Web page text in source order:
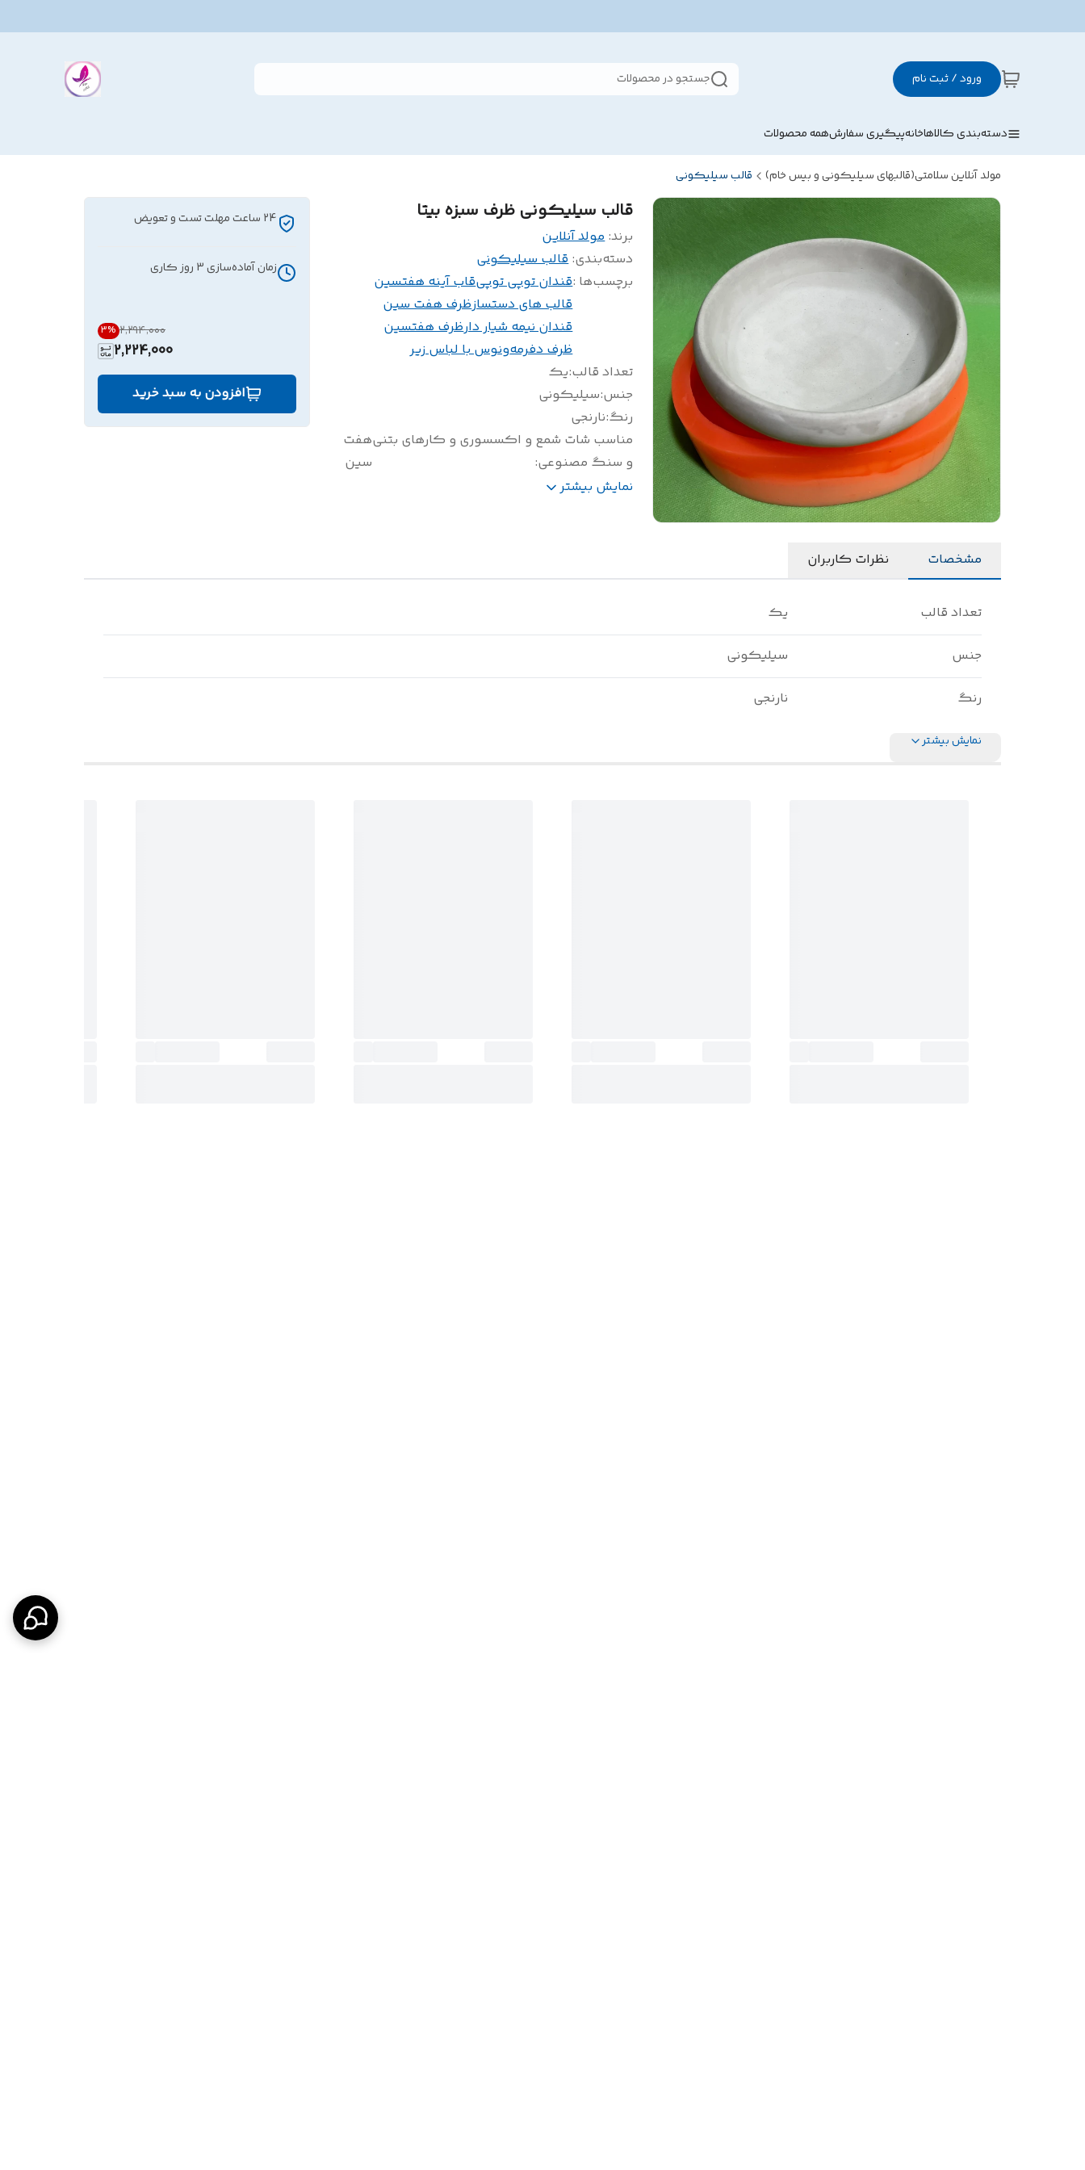
ورود / ثبت نام جستجو در محصولات
دسته‌بندی کالاهاخانهپیگیری سفارشهمه محصولات
مولد آنلاین سلامتی(قالبهای سیلیکونی و بیس خام) قالب سیلیکونی
قالب سیلیکونی ظرف سبزه بیتا
برند:مولد آنلاین
دسته‌بندی:قالب سیلیکونی
برچسب‌ها :قندان توپی توپیقاب آینه هفتسین
قالب های دستسازظرف هفت سین
قندان نیمه شیار دارظرف هفتسین
ظرف دفرمهونوس با لباس زیر
تعداد قالب:یک
جنس:سیلیکونی
رنگ:نارنجی
مناسب شات شمع و اکسسوری و کارهای بتنی
و سنگ مصنوعی:
هفت
سین
سایز(سانتی متر)
نمایش بیشتر
24 ساعت مهلت تست و تعویض
زمان آماده‌سازی3 روز کاری
۲٬۲۹۴٬۰۰۰ 3%
2,224,000
افزودن به سبد خرید
مشخصات نظرات کاربران
تعداد قالب یک
جنس سیلیکونی
رنگ نارنجی
نمایش بیشتر